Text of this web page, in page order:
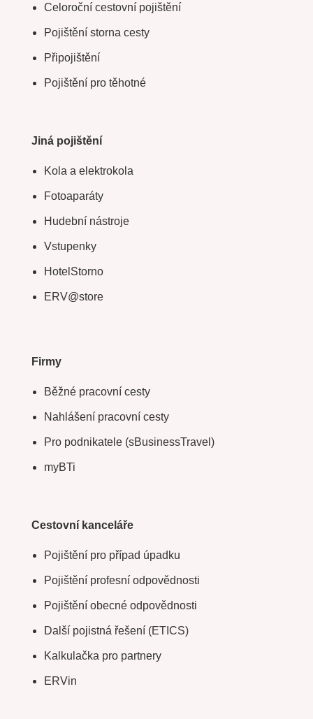
Celoroční cestovní pojištění
Pojištění storna cesty
Připojištění
Pojištění pro těhotné
Jiná pojištění
Kola a elektrokola
Fotoaparáty
Hudební nástroje
Vstupenky
HotelStorno
ERV@store
Firmy
Běžné pracovní cesty
Nahlášení pracovní cesty
Pro podnikatele (sBusinessTravel)
myBTi
Cestovní kanceláře
Pojištění pro případ úpadku
Pojištění profesní odpovědnosti
Pojištění obecné odpovědnosti
Další pojistná řešení (ETICS)
Kalkulačka pro partnery
ERVin